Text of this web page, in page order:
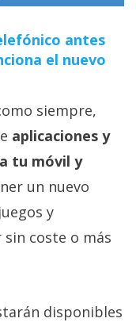
antes
el nuevo
siempre,
aplicaciones y
tu móvil y
un nuevo
y
coste o más
disponibles